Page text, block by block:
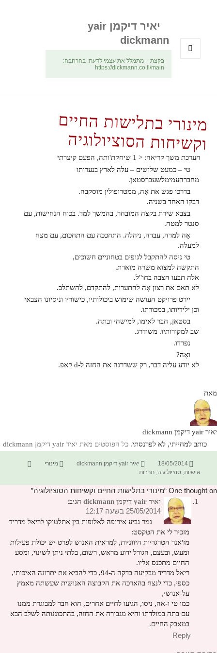
יאיר דיקמן yair
dickmann
בקצת – מתמלל את עצמי לדעת. בהרחבה:
https://dickmann.co.il/main
מינורי בתלישות החיים
וקשיחות הסוציולוגיה
הערכת משך קריאה: < 1
שיחקת'ותה, הפעם קיצרתי
טי – כמעט שלושים – עלה לארץ בנערותו
מחברהעמימלשעברסטאן.
בדרכו פגש את אָה, ממטרופולין מוסקבה.
דבקו האחד בשניה.
בצבא שירת בקצה המובחר, בהמשך למד. בכוח הנחישות, עם
סנטר למטה.
אָה למדה, עבדה, ניהלה. התחככה עם התחכום, עם מצח
למעלה.
טי ניסה להתקבל לגופים בטחוניים חשוכים,
התקשה למצוא משרה מוארת.
אלה תבעו הצבה בחו"ל.
לא תאם את רצון אָה להתערות, להתקדם, להשתלב.
יירט פרויקט העושה שימוש ביכולותיו, כישוריו וניסיונו הצבאי
וכן ילידיותו, במכורתו.
בסטאן, חבר לאימו, למישהי ובתה.
שב למקורותיו. משודרג.
נפרדו.
ואָה?
לא יודע עליה דבר, רק ששדרגה את החזה ל-d קאפ.
מאת
יאיר yair דיקמן dickmann
כותב למחייתי, לא לפרנסתי. כל הפוסטים מאת יאיר yair דיקמן dickmann‏
פורסם
בתאריך
18/05/2014 מחבר
יאיר yair דיקמן dickmann קטגוריות
מינורי
אישיות,סוציולוגיה,תרבות
One thought on “מינורי בתלישות החיים וקשיחות הסוציולוגיה”
יאיר yair דיקמן dickmann הגיב:
25/05/2014 בשעה 12:17
גמר גביע אירופה לאלופות בין אתלטיקו לריאל מדריד
מזכיר לי את הטקסט:
מז'אנר הטרגדיות היווניות, למראית האנוש לפרט יש יכולת פעילות
ומעש, ובעצם, הגורל ידוע מראש, רשום, בלתי ניתן לשינוי, ומסע
החיים מתכנס אליו.
ריאל מדריד מבקיעה בדקה ה-94, כדי להביא את יתרונה האיכותי,
כספי, כדי לנצח בהארכה את הקבוצה האנושית שעשתה מאמץ
על-אנושי,
כמו טי ו-אה, ניסו, הגיעו לחיים אחרים, הוא חבר למבוגרת ממנו
עם בתה במולדתו והיא מגבירה את החזה, בהתכוננותה לשלב הבא
במאבק החיים.
Reply